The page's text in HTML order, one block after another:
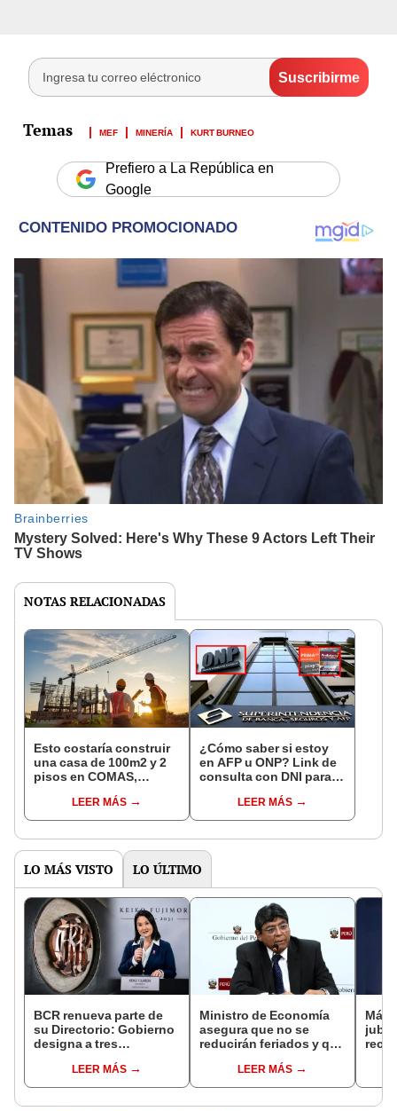
MEF MINERÍA KURT BURNEO
Prefiero a La República en
Google
NOTAS RELACIONADAS
Esto costaría construir
una casa de 100m2 y 2
pisos en COMAS,
distritos de LIMA
NORTE
LEER MÁS
¿Cómo saber si estoy
en AFP u ONP? Link de
consulta con DNI para
pensiones estás
LEER MÁS
LO MÁS VISTO LO ÚLTIMO
BCR renueva parte de
su Directorio: Gobierno
designa a tres
EjecutivoLEER MÁS
Ministro de Economía
asegura que no se
reducirán feriados y que
aumentará en dos
etapas
LEER MÁS
Más